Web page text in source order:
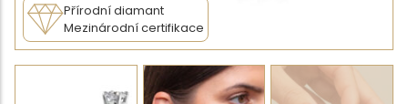
Přírodní diamant
Mezinárodní certifikace